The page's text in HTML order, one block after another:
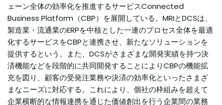
ェーン全体の効率化を推進するサービスConnected
Business Platform（CBP）を展開している。MRIとDCSは、
製造業・流通業のERPを中核とした一連のプロセス全体を最適
化するサービスをCBPと連携させ、新たなソリューションを
提供するという。また、DCSがさまざまな開発実績を持つ決
済機能などを段階的に共同開発することによりCBPの機能拡
充を図り、顧客の受発注業務や決済の効率化といったさまざ
まなニーズに対応する。これにより、個社の枠組みを超えて
企業横断的な情報連携を通じた価値創出を行う企業間の業務